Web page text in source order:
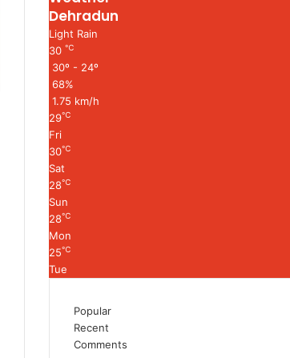
Dehradun
Light Rain
30 ℃
30º - 24º
68%
1.75 km/h
29℃
Fri
30℃
Sat
28℃
Sun
28℃
Mon
25℃
Tue
Popular
Recent
Comments